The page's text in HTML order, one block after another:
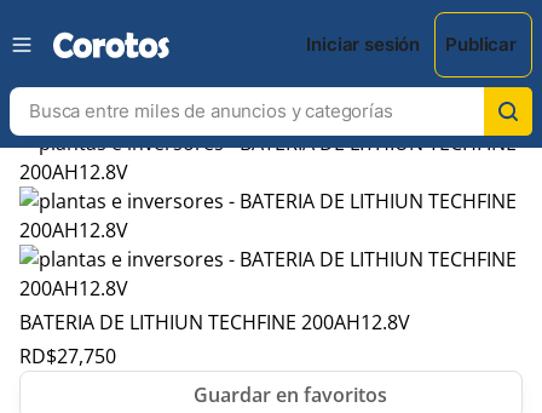
Iniciar sesión Publicar
BATERIA DE LITHIUN TECHFINE 200AH12.8V
RD$27,750